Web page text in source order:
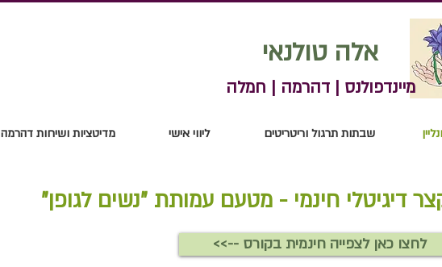
אלה טולנאי
מיינדפולנס | דהרמה | חמלה
שבתות תרגול וריטריטים ליווי אישי מדיטציות ושיחות דהרמה
דיגיטלי חינמי - מטעם עמותת "נשים לגופן"
לחצו כאן לצפייה חינמית בקורס -->>